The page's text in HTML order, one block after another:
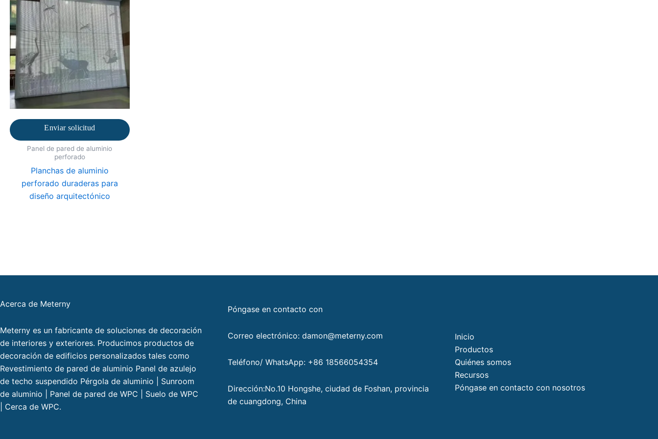
Enviar solicitud
Panel de pared de aluminio
perforado
Planchas de aluminio
perforado duraderas para
diseño arquitectónico
Acerca de Meterny
Meterny es un fabricante de soluciones de decoración
de interiores y exteriores. Producimos productos de
decoración de edificios personalizados tales como
Revestimiento de pared de aluminio Panel de azulejo
de techo suspendido Pérgola de aluminio | Sunroom
de aluminio | Panel de pared de WPC | Suelo de WPC
| Cerca de WPC.
Póngase en contacto con
Correo electrónico: damon@meterny.com
Teléfono/ WhatsApp: +86 18566054354
Dirección:No.10 Hongshe, ciudad de Foshan, provincia
de cuangdong, China
Inicio
Productos
Quiénes somos
Recursos
Póngase en contacto con nosotros